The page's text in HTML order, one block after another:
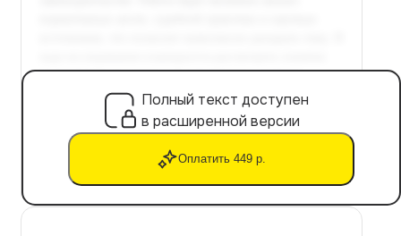
Полный текст доступен
в расширенной версии
Оплатить 449 р.